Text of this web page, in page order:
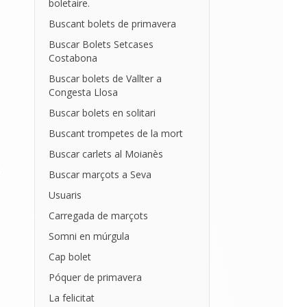
boletaire.
Buscant bolets de primavera
Buscar Bolets Setcases
Costabona
Buscar bolets de Vallter a
Congesta Llosa
Buscar bolets en solitari
Buscant trompetes de la mort
Buscar carlets al Moianès
Buscar marçots a Seva
Usuaris
Carregada de marçots
Somni en múrgula
Cap bolet
Póquer de primavera
La felicitat